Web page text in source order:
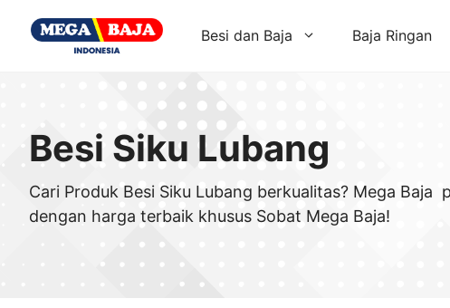
Besi dan Baja Baja Ringan
Besi Siku Lubang
Cari Produk Besi Siku Lubang berkualitas? Mega Baja
dengan harga terbaik khusus Sobat Mega Baja!